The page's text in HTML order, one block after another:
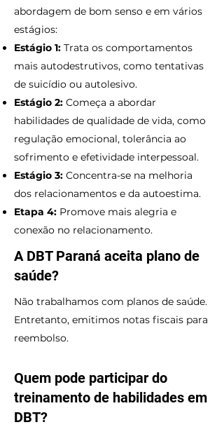
abordagem de bom senso e em vários
estágios:
Estágio 1: Trata os comportamentos
mais autodestrutivos, como tentativas
de suicídio ou autolesivo.
Estágio 2: Começa a abordar
habilidades de qualidade de vida, como
regulação emocional, tolerância ao
sofrimento e efetividade interpessoal.
Estágio 3: Concentra-se na melhoria
dos relacionamentos e da autoestima.
Etapa 4: Promove mais alegria e
conexão no relacionamento.
A DBT Paraná aceita plano de
saúde?
Não trabalhamos com planos de saúde.
Entretanto, emitimos notas fiscais para
reembolso.
Quem pode participar do
treinamento de habilidades em
DBT?